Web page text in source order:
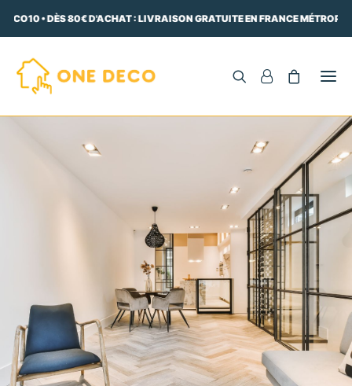
• DÈS 80€ D'ACHAT : LIVRAISON GRATUITE EN FRANCE